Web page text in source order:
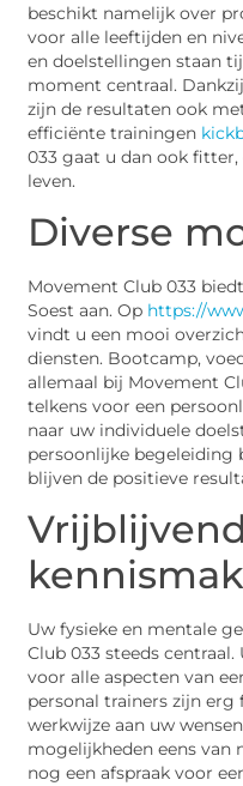
beschikt namelijk over
voor alle leeftijden en
en doelstellingen staan
moment centraal.
zijn de resultaten ook
efficiënte trainingen
033 gaat u dan ook
leven.
Diverse
Movement Club 033
Soest aan. Op https://
vindt u een mooi
diensten. Bootcamp,
allemaal bij Movement
telkens voor een
naar uw individuele
persoonlijke begeleiding
blijven de positieve
Vrijblijvend
Uw fysieke en mentale
Club 033 steeds
voor alle aspecten van
personal trainers zijn erg
werkwijze aan uw
mogelijkheden eens van
nog een afspraak voor